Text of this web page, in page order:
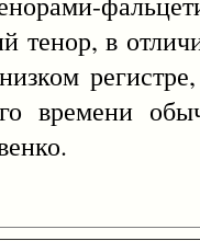
в
времени